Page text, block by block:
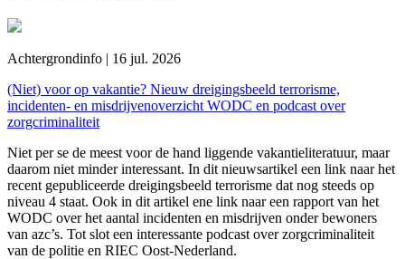
Achtergrondinfo | 16 jul. 2026
(Niet) voor op vakantie? Nieuw dreigingsbeeld terrorisme,
incidenten- en misdrijvenoverzicht WODC en podcast over
zorgcriminaliteit
Niet per se de meest voor de hand liggende vakantieliteratuur, maar
daarom niet minder interessant. In dit nieuwsartikel een link naar het
recent gepubliceerde dreigingsbeeld terrorisme dat nog steeds op
niveau 4 staat. Ook in dit artikel ene link naar een rapport van het
WODC over het aantal incidenten en misdrijven onder bewoners
van azc’s. Tot slot een interessante podcast over zorgcriminaliteit
van de politie en RIEC Oost-Nederland.